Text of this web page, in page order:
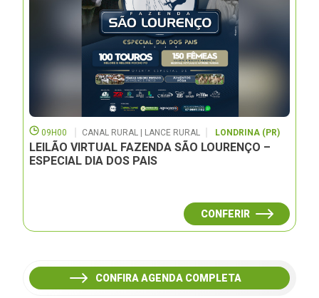
09H00 CANAL RURAL | LANCE RURAL LONDRINA (PR)
LEILÃO VIRTUAL FAZENDA SÃO LOURENÇO –
ESPECIAL DIA DOS PAIS
CONFERIR
CONFIRA AGENDA COMPLETA